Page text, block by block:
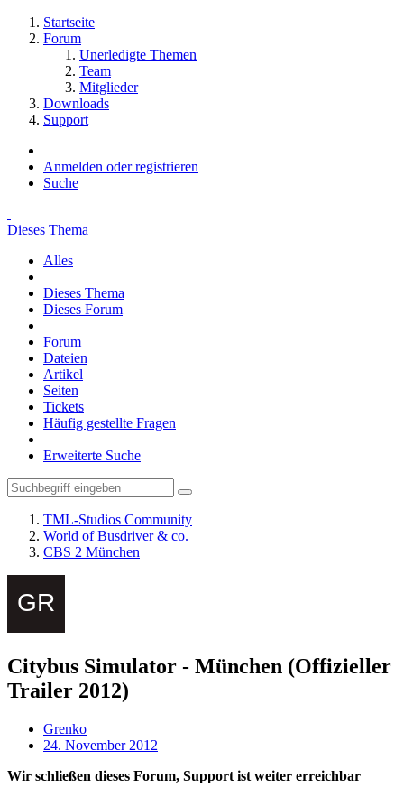
Startseite
Forum
Unerledigte Themen
Team
Mitglieder
Downloads
Support
Anmelden oder registrieren
Suche
Dieses Thema
Alles
Dieses Thema
Dieses Forum
Forum
Dateien
Artikel
Seiten
Tickets
Häufig gestellte Fragen
Erweiterte Suche
TML-Studios Community
World of Busdriver & co.
CBS 2 München
Citybus Simulator - München (Offizieller
Trailer 2012)
Grenko
24. November 2012
Wir schließen dieses Forum, Support ist weiter erreichbar